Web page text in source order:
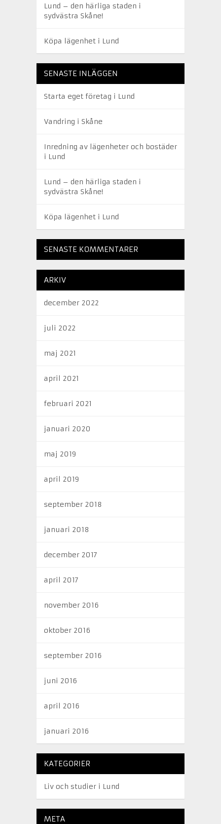
Lund – den härliga staden i
sydvästra Skåne!
Köpa lägenhet i Lund
SENASTE INLÄGGEN
Starta eget företag i Lund
Vandring i Skåne
Inredning av lägenheter och bostäder
i Lund
Lund – den härliga staden i
sydvästra Skåne!
Köpa lägenhet i Lund
SENASTE KOMMENTARER
ARKIV
december 2022
juli 2022
maj 2021
april 2021
februari 2021
januari 2020
maj 2019
april 2019
september 2018
januari 2018
december 2017
april 2017
november 2016
oktober 2016
september 2016
juni 2016
april 2016
januari 2016
KATEGORIER
Liv och studier i Lund
META